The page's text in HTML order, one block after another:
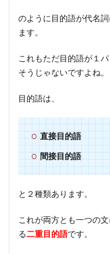
のように目的語が代名
ます。
これもただ目的語が１
そうじゃないですよね。
目的語は、
直接目的語
間接目的語
と２種類あります。
これが両方とも一つの
る二重目的語です。